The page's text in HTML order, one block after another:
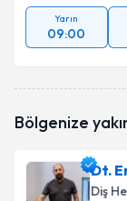
Yarın
09:00
Bölgenize
Dt.
Diş